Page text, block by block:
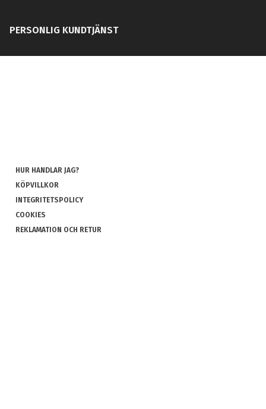
PERSONLIG KUNDTJÄNST
HUR HANDLAR JAG?
KÖPVILLKOR
INTEGRITETSPOLICY
COOKIES
REKLAMATION OCH RETUR